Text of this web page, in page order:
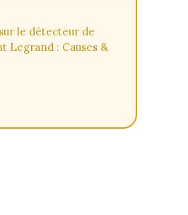
le détecteur de
Legrand : Causes &